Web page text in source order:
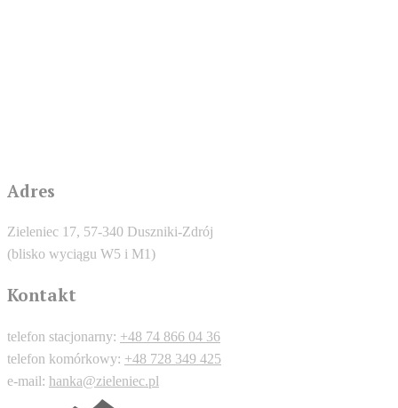
Adres
Zieleniec 17, 57-340 Duszniki-Zdrój
(blisko wyciągu W5 i M1)
Kontakt
telefon stacjonarny: +48 74 866 04 36
telefon komórkowy: +48 728 349 425
e-mail: hanka@zieleniec.pl